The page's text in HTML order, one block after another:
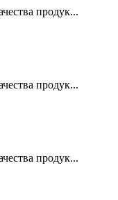
продук...
продук...
продук...